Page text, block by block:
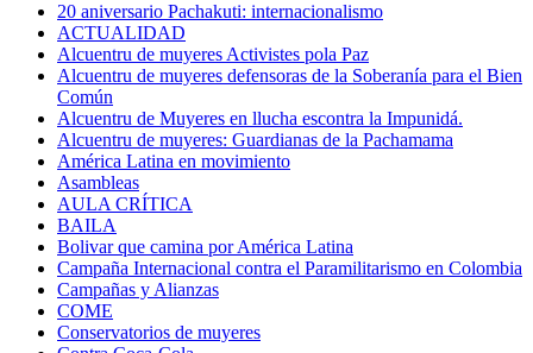
20 aniversario Pachakuti: internacionalismo
ACTUALIDAD
Alcuentru de muyeres Activistes pola Paz
Alcuentru de muyeres defensoras de la Soberanía para el Bien
Común
Alcuentru de Muyeres en llucha escontra la Impunidá.
Alcuentru de muyeres: Guardianas de la Pachamama
América Latina en movimiento
Asambleas
AULA CRÍTICA
BAILA
Bolivar que camina por América Latina
Campaña Internacional contra el Paramilitarismo en Colombia
Campañas y Alianzas
COME
Conservatorios de muyeres